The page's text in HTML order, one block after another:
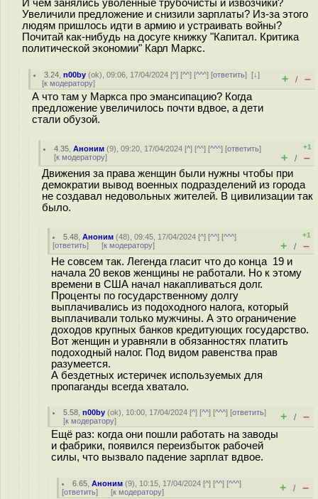
И чем занялись уволенные трубочисты и извозчики?
Увеличили предложение и снизили зарплаты? Из-за этого
людям пришлось идти в армию и устраивать войны?
Почитай как-нибудь на досуге книжку "Капитал. Критика
политической экономии" Карл Маркс.
3.24 ,n00by (ok), 09:06, 17/04/2024 [^] [^^] [^^^] [ответить][↓]
[к модератору] + / –
А что там у Маркса про эмансипацию? Когда
предложение увеличилось почти вдвое, а дети
стали обузой.
4.35 ,Аноним (9), 09:20, 17/04/2024 [^] [^^] [^^^] [ответить]
[к модератору]
+1
+ / –
Движения за права женщин были нужны чтобы при
демократии вывод военных подразделений из города
не создавал недовольных жителей. В цивилизации так
было.
5.48 ,Аноним (48), 09:45, 17/04/2024 [^] [^^] [^^^]
[ответить] [к модератору]
+1
+ / –
Не совсем так. Легенда гласит что до конца 19 и
начала 20 веков женщины не работали. Но к этому
времени в США начал накапливаться долг.
Проценты по государственному долгу
выплачивались из подоходного налога, который
выплачивали только мужчины. А это ограничение
доходов крупных банков кредитующих государство.
Вот женщин и уравняли в обязанностях платить
подоходный налог. Под видом равенства прав
разумеется.
А бездетных истеричек используемых для
пропаганды всегда хватало.
5.58 ,n00by (ok), 10:00, 17/04/2024 [^] [^^] [^^^] [ответить]
[к модератору] + / –
Ещё раз: когда они пошли работать на заводы
и фабрики, появился переизбыток рабочей
силы, что вызвало падение зарплат вдвое.
6.65 ,Аноним (9), 10:15, 17/04/2024 [^] [^^] [^^^]
[ответить] [к модератору] + / –